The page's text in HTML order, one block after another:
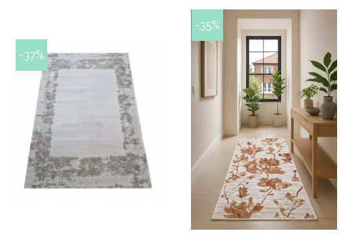
-37%
-35%